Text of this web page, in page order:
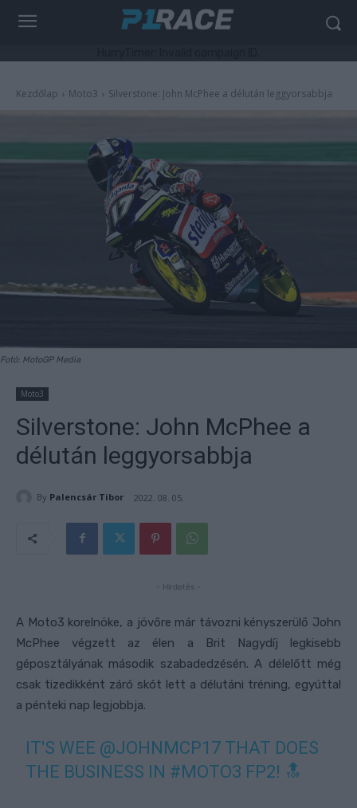
Kezdőlap Moto3 Silverstone: John McPhee a délután leggyorsabbja
Fotó: MotoGP Media
Moto3
Silverstone: John McPhee a
délután leggyorsabbja
By Palencsár Tibor 2022. 08. 05.
- Hirdetés -
A Moto3 korelnöke, a jövőre már távozni kényszerülő John
McPhee végzett az élen a Brit Nagydíj legkisebb
géposztályának második szabadedzésén. A délelőtt még
csak tizedikként záró skót lett a délutáni tréning, egyúttal
a pénteki nap legjobbja.
IT'S WEE @JOHNMCP17 THAT DOES
THE BUSINESS IN #MOTO3 FP2! 🔝